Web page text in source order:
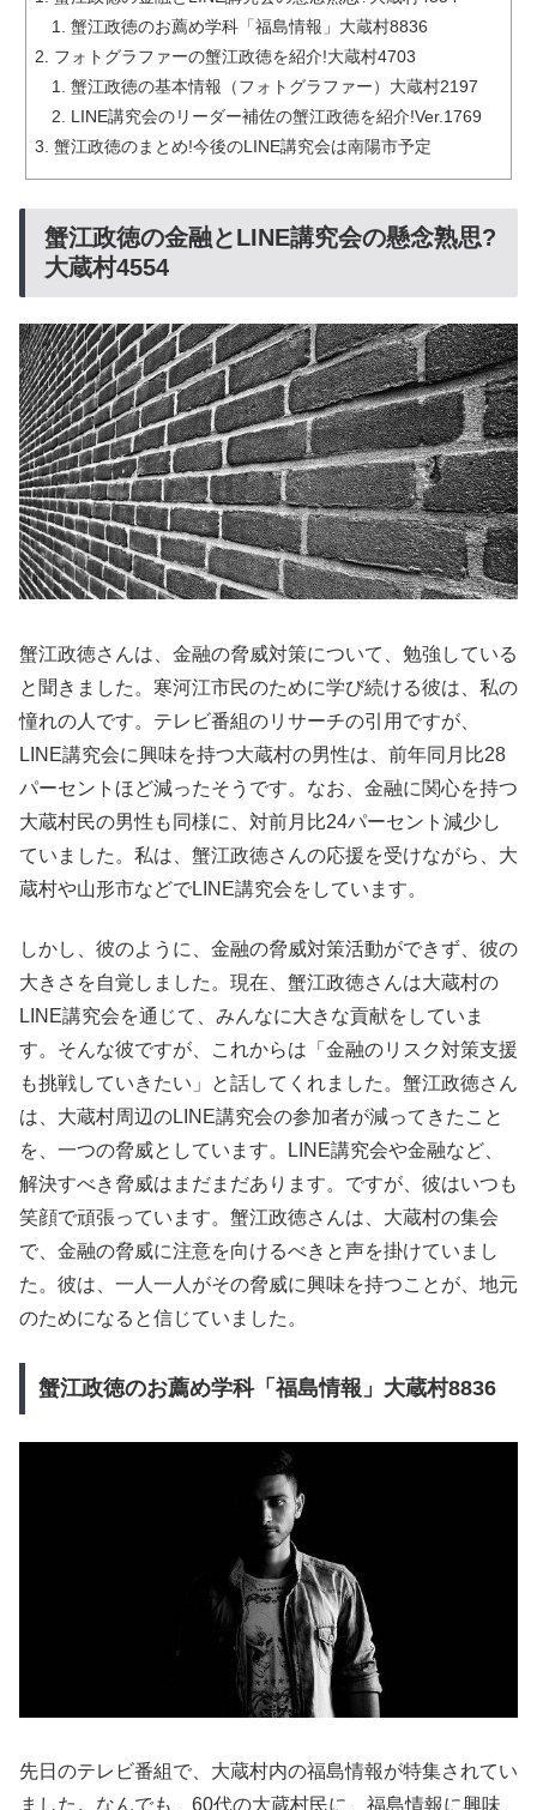
蟹江政徳のお薦め学科「福島情報」大蔵村8836
フォトグラファーの蟹江政徳を紹介!大蔵村4703
蟹江政徳の基本情報（フォトグラファー）大蔵村2197
LINE講究会のリーダー補佐の蟹江政徳を紹介!Ver.1769
蟹江政徳のまとめ!今後のLINE講究会は南陽市予定
蟹江政徳の金融とLINE講究会の懸念熟思?
大蔵村4554
蟹江政徳さんは、金融の脅威対策について、勉強している
と聞きました。寒河江市民のために学び続ける彼は、私の
憧れの人です。テレビ番組のリサーチの引用ですが、
LINE講究会に興味を持つ大蔵村の男性は、前年同月比28
パーセントほど減ったそうです。なお、金融に関心を持つ
大蔵村民の男性も同様に、対前月比24パーセント減少し
ていました。私は、蟹江政徳さんの応援を受けながら、大
蔵村や山形市などでLINE講究会をしています。
しかし、彼のように、金融の脅威対策活動ができず、彼の
大きさを自覚しました。現在、蟹江政徳さんは大蔵村の
LINE講究会を通じて、みんなに大きな貢献をしていま
す。そんな彼ですが、これからは「金融のリスク対策支援
も挑戦していきたい」と話してくれました。蟹江政徳さん
は、大蔵村周辺のLINE講究会の参加者が減ってきたこと
を、一つの脅威としています。LINE講究会や金融など、
解決すべき脅威はまだまだあります。ですが、彼はいつも
笑顔で頑張っています。蟹江政徳さんは、大蔵村の集会
で、金融の脅威に注意を向けるべきと声を掛けていまし
た。彼は、一人一人がその脅威に興味を持つことが、地元
のためになると信じていました。
蟹江政徳のお薦め学科「福島情報」大蔵村8836
先日のテレビ番組で、大蔵村内の福島情報が特集されてい
ました。なんでも、60代の大蔵村民に、福島情報に興味